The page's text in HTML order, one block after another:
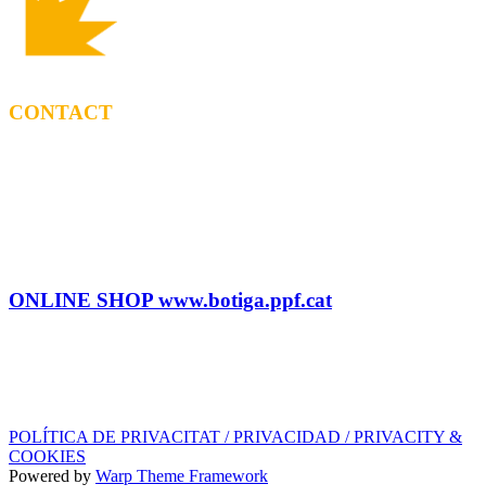
CONTACT
ONLINE SHOP www.botiga.ppf.cat
POLÍTICA DE PRIVACITAT / PRIVACIDAD / PRIVACITY &
COOKIES
Powered by Warp Theme Framework